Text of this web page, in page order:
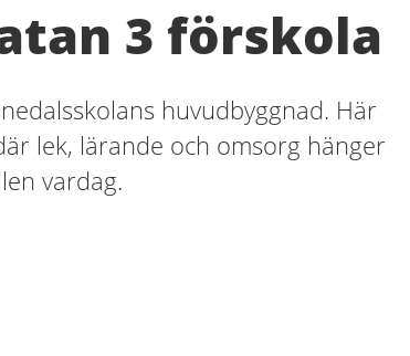
3 förskola
huvudbyggnad. Här
lek, lärande och omsorg hänger
vardag.